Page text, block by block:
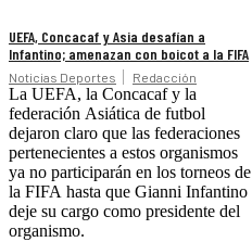
UEFA, Concacaf y Asia desafían a
Infantino; amenazan con boicot a la FIFA
Noticias Deportes Redacción
La UEFA, la Concacaf y la
federación Asiática de futbol
dejaron claro que las federaciones
pertenecientes a estos organismos
ya no participarán en los torneos de
la FIFA hasta que Gianni Infantino
deje su cargo como presidente del
organismo.